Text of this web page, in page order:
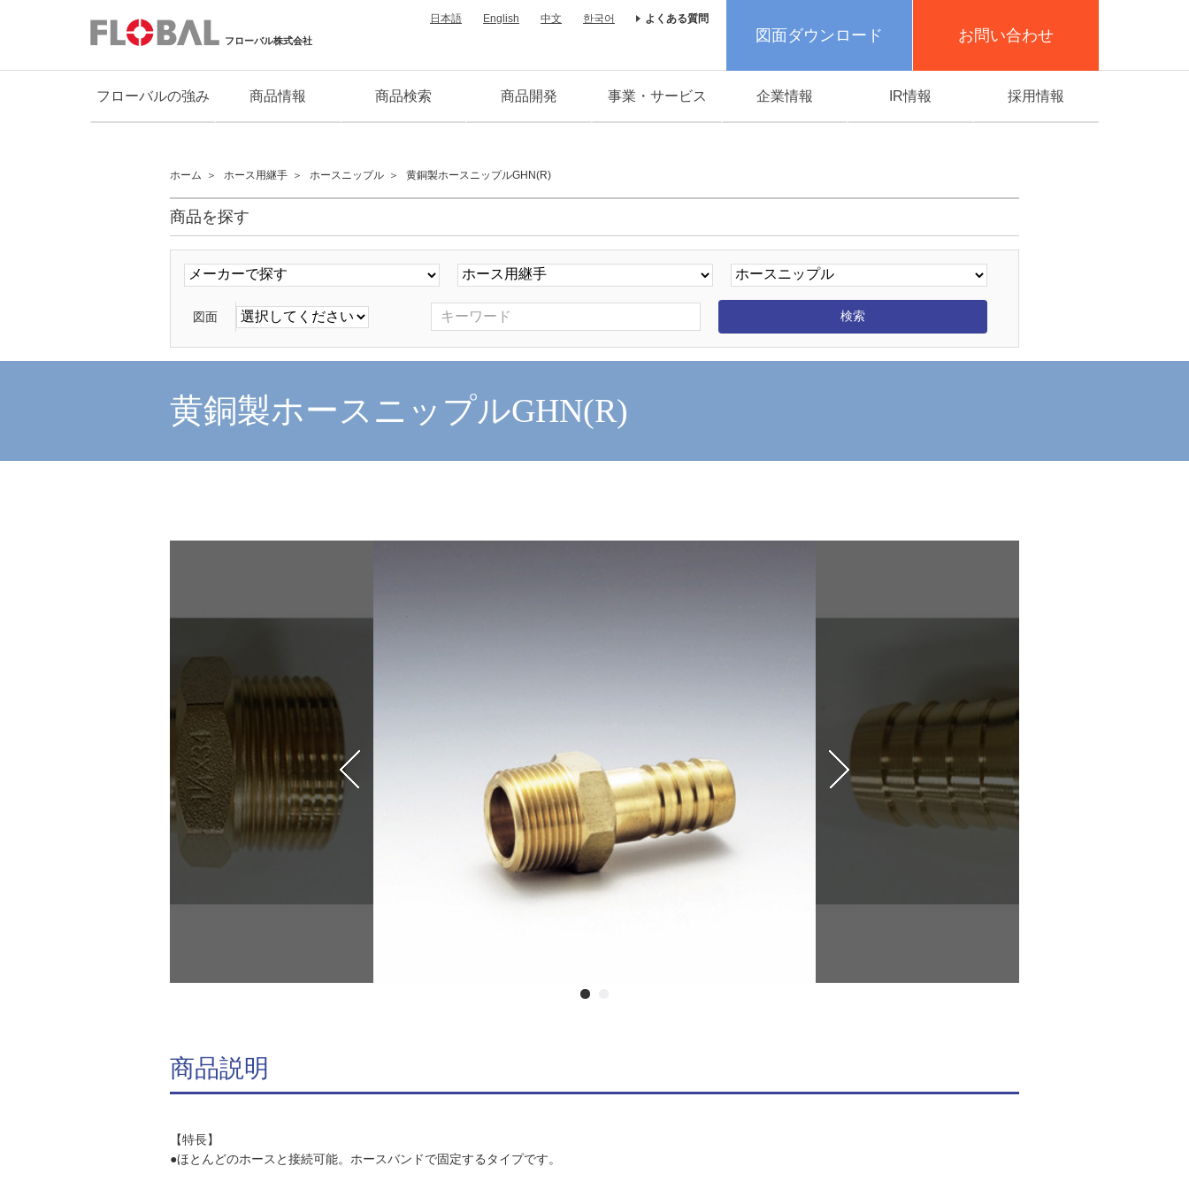
フローバル株式会社
日本語 English 中文 한국어 よくある質問
図面ダウンロード お問い合わせ
フローバルの強み 商品情報 商品検索 商品開発 事業・サービス 企業情報 IR情報 採用情報
ホーム ホース用継手 ホースニップル 黄銅製ホースニップルGHN(R)
商品を探す
図面
黄銅製ホースニップルGHN(R)
商品説明
【特長】
●ほとんどのホースと接続可能。ホースバンドで固定するタイプです。